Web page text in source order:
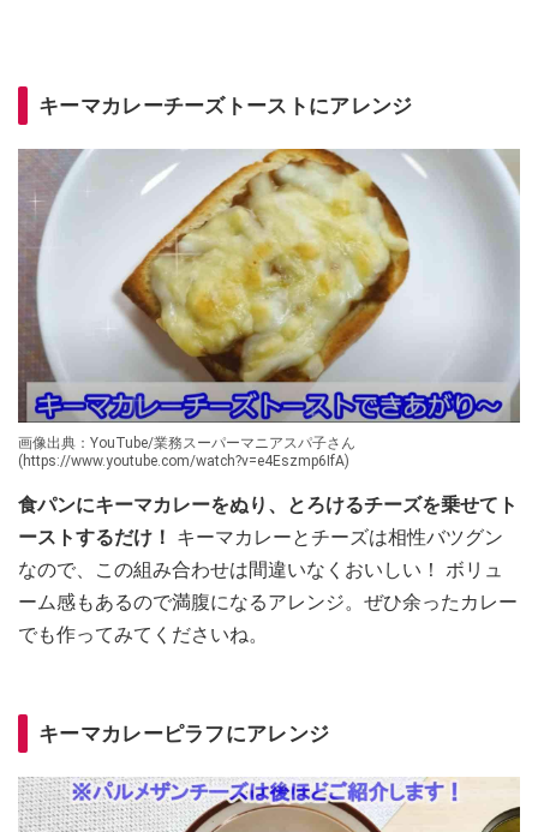
キーマカレーチーズトーストにアレンジ
画像出典：YouTube/業務スーパーマニアスパ子さん
(https://www.youtube.com/watch?v=e4Eszmp6IfA)
食パンにキーマカレーをぬり、とろけるチーズを乗せてト
ーストするだけ！ キーマカレーとチーズは相性バツグン
なので、この組み合わせは間違いなくおいしい！ ボリュ
ーム感もあるので満腹になるアレンジ。ぜひ余ったカレー
でも作ってみてくださいね。
キーマカレーピラフにアレンジ